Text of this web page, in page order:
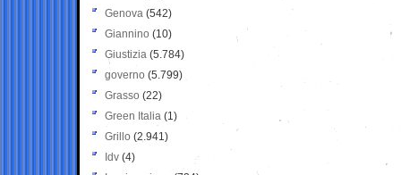
Genova (542)
Giannino (10)
Giustizia (5.784)
governo (5.799)
Grasso (22)
Green Italia (1)
Grillo (2.941)
Idv (4)